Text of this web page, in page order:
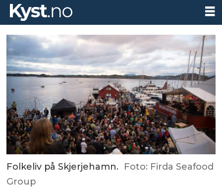
Folkeliv på Skjerjehamn. Foto: Firda Seafood
Group